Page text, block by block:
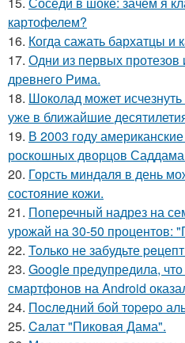
картофелем?
16. Когда сажать бархатцы и
17. Одни из первых
древнего Рима.
18. Шоколад может
уже в ближайшие
19. В 2003 году
роскошных дворцов
20. Горсть миндаля в день
состояние кожи.
21. Поперечный надрез на
урожай на 30-50 процентов:
22. Toлько не забудьте
23. Google предупредила,
смартфонов на Android
24. Пocледний бoй тоpepo
25. Caлат "Пиковая Дама".